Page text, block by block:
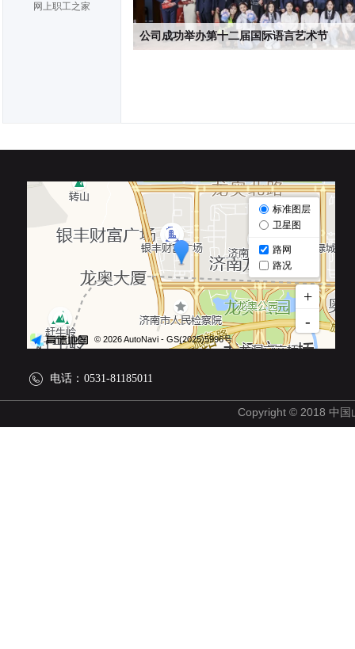
网上职工之家
公司成功举办第十二届国际语言艺术节
电话： 0531-81185011
Copyright © 2018 中国